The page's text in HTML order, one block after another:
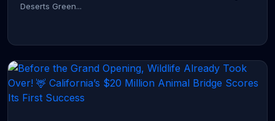
Deserts Green...